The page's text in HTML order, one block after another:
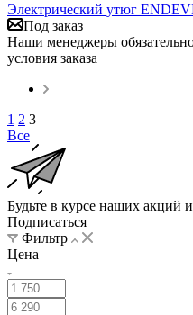
Электрический утюг
Под заказ
Наши менеджеры
условия заказа
1 2 3
Все
Будьте в курсе наших акций
Подписаться
Фильтр
Цена